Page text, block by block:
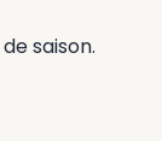
saison.